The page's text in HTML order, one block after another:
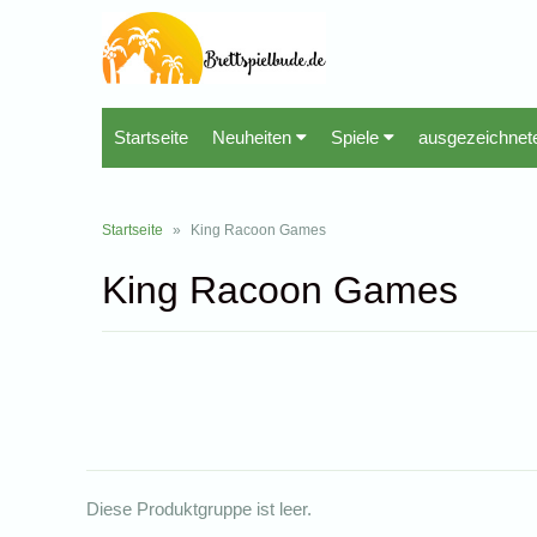
Startseite Neuheiten Spiele
Startseite » King Racoon Games
King Racoon Games
Diese Produktgruppe ist leer.